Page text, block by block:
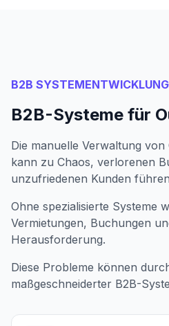
B2B SYSTEMENTWICKLUNG
B2B-Systeme für
Die manuelle Verwaltung
kann zu Chaos, verlorenen
unzufriedenen Kunden
Ohne spezialisierte Systeme
Vermietungen, Buchungen
Herausforderung.
Diese Probleme können
maßgeschneiderter B2B-